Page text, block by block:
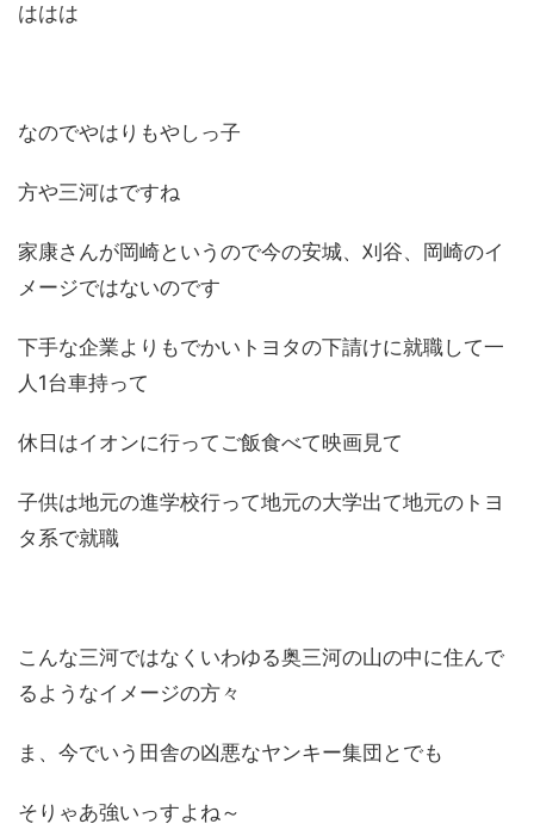
ははは
なのでやはりもやしっ子
方や三河はですね
家康さんが岡崎というので今の安城、刈谷、岡崎のイ
メージではないのです
下手な企業よりもでかいトヨタの下請けに就職して一
人1台車持って
休日はイオンに行ってご飯食べて映画見て
子供は地元の進学校行って地元の大学出て地元のトヨ
タ系で就職
こんな三河ではなくいわゆる奥三河の山の中に住んで
るようなイメージの方々
ま、今でいう田舎の凶悪なヤンキー集団とでも
そりゃあ強いっすよね～